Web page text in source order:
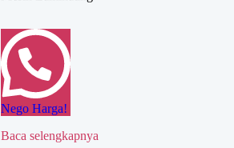
Nego Harga!
Baca selengkapnya